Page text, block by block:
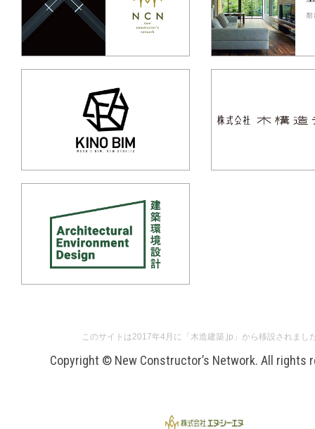
このサイトは2017年4月に「木造建築.jp」から移設されまし
Copyright © New Constructor’s Network. All rights